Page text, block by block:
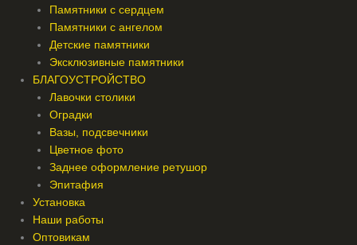
Памятники с сердцем
Памятники с ангелом
Детские памятники
Эксклюзивные памятники
БЛАГОУСТРОЙСТВО
Лавочки столики
Оградки
Вазы, подсвечники
Цветное фото
Заднее оформление ретушор
Эпитафия
Установка
Наши работы
Оптовикам